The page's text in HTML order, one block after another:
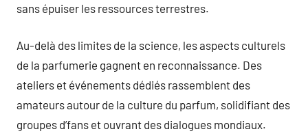
sans épuiser les ressources terrestres.
Au-delà des limites de la science, les aspects culturels
de la parfumerie gagnent en reconnaissance. Des
ateliers et événements dédiés rassemblent des
amateurs autour de la culture du parfum, solidifiant des
groupes d’fans et ouvrant des dialogues mondiaux.